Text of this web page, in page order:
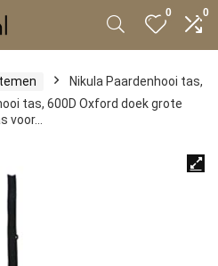
0 0
Nikula Paardenhooi tas,
tas, 600D Oxford doek grote
voor…